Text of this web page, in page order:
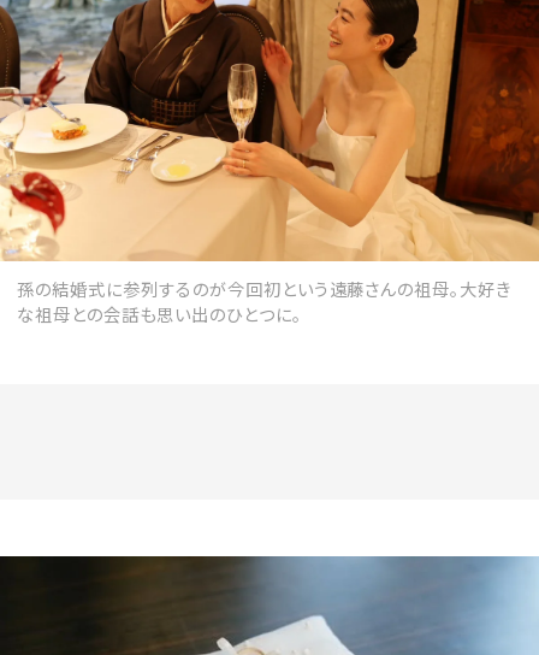
孫の結婚式に参列するのが今回初という遠藤さんの祖母。大好き
な祖母との会話も思い出のひとつに。